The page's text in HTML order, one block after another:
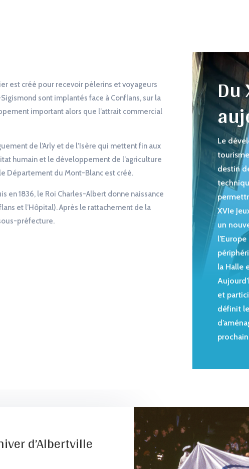
est créé pour recevoir pèlerins et voyageurs
sont implantés face à Conflans, sur la
important alors que l’attrait commercial
de l’Arly et de l’Isère qui mettent fin aux
humain et le développement de l’agriculture
Département du Mont-Blanc est créé.
en 1836, le Roi Charles-Albert donne naissance
et l’Hôpital). Après le rattachement de la
préfecture.
Du
Le
destin
XVIe
un
la Halle
et
définit
d’Albertville